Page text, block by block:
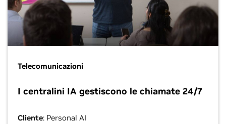
Telecomunicazioni
I centralini IA gestiscono le chiamate 24/7
Cliente: Personal AI